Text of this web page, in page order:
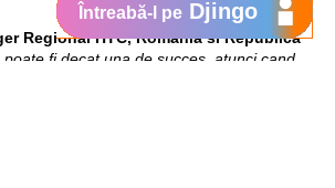
Regional HTC, Romania si Republica
poate fi decat una de succes, atunci cand
Întreabă-l pe Djingo